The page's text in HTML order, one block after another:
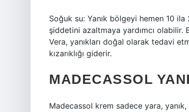
Soğuk su: Yanık bölgeyi hemen 10 ila
şiddetini azaltmaya yardımcı olabilir.
Vera, yanıkları doğal olarak tedavi
kızarıklığı giderir.
MADECASSOL
Madecassol krem ​​sadece yara,